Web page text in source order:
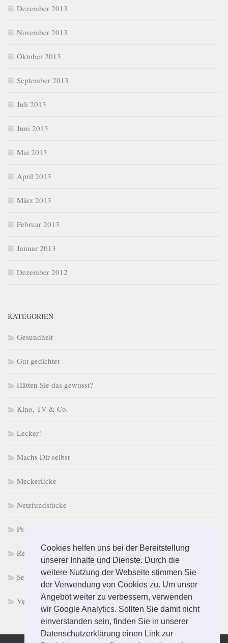
Cookies helfen uns bei der Bereitstellung
unserer Inhalte und Dienste. Durch die
weitere Nutzung der Webseite stimmen Sie
der Verwendung von Cookies zu. Um unser
Angebot weiter zu verbessern, verwenden
wir Google Analytics. Sollten Sie damit nicht
einverstanden sein, finden Sie in unserer
Datenschutzerklärung einen Link zur
Dezember 2013
November 2013
Oktober 2013
September 2013
Juli 2013
Juni 2013
Mai 2013
April 2013
März 2013
Februar 2013
Januar 2013
Dezember 2012
KATEGORIEN
Gesundheit
Gut gedichtet
Hätten Sie das gewusst?
Kino, TV & Co.
Lecker!
Machs Dir selbst
MeckerEcke
Netzfundstücke
PsychoPuzzle
Retro macht Laune
Selbst & Ständig
Vermischtes